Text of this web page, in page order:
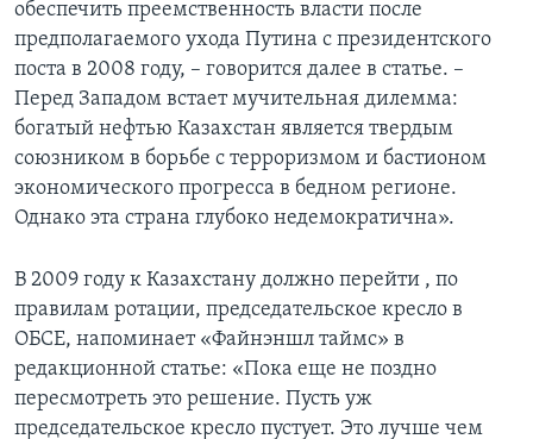
обеспечить преемственность власти после
предполагаемого ухода Путина с президентского
поста в 2008 году, – говорится далее в статье. –
Перед Западом встает мучительная дилемма:
богатый нефтью Казахстан является твердым
союзником в борьбе с терроризмом и бастионом
экономического прогресса в бедном регионе.
Однако эта страна глубоко недемократична».
В 2009 году к Казахстану должно перейти , по
правилам ротации, председательское кресло в
ОБСЕ, напоминает «Файнэншл таймс» в
редакционной статье: «Пока еще не поздно
пересмотреть это решение. Пусть уж
председательское кресло пустует. Это лучше чем